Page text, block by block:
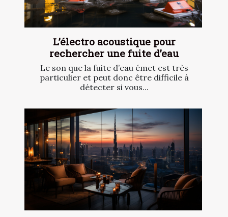
L’électro acoustique pour
rechercher une fuite d’eau
Le son que la fuite d’eau émet est très
particulier et peut donc être difficile à
détecter si vous...